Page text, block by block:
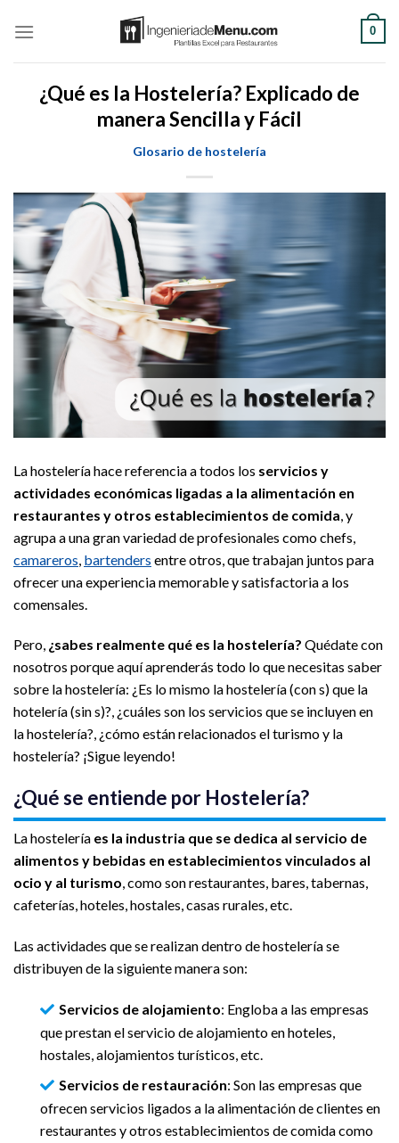
0
¿Qué es la Hostelería? Explicado de
manera Sencilla y Fácil
Glosario de hostelería
La hostelería hace referencia a todos los servicios y
actividades económicas ligadas a la alimentación en
restaurantes y otros establecimientos de comida , y
agrupa a una gran variedad de profesionales como chefs,
camareros bartenders entre otros, que trabajan juntos para
ofrecer una experiencia memorable y satisfactoria a los
comensales.
Pero, ¿sabes realmente qué es la hostelería? Quédate con
nosotros porque aquí aprenderás todo lo que necesitas saber
sobre la hostelería: ¿Es lo mismo la hostelería (con s) que la
hotelería (sin s)?, ¿cuáles son los servicios que se incluyen en
la hostelería?, ¿cómo están relacionados el turismo y la
hostelería? ¡Sigue leyendo!
¿Qué se entiende por Hostelería?
La hostelería es la industria que se dedica al servicio de
alimentos y bebidas en establecimientos vinculados al
ocio y al turismo, como son restaurantes, bares, tabernas,
cafeterías, hoteles, hostales, casas rurales, etc.
Las actividades que se realizan dentro de hostelería se
distribuyen de la siguiente manera son:
Servicios de alojamiento: Engloba a las empresas
que prestan el servicio de alojamiento en hoteles,
hostales, alojamientos turísticos, etc.
Servicios de restauración: Son las empresas que
ofrecen servicios ligados a la alimentación de clientes en
restaurantes y otros establecimientos de comida como